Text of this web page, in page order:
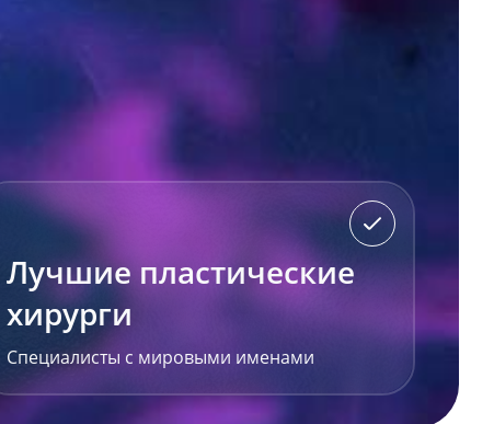
Лучшие пластические
хирурги
Специалисты с мировыми именами